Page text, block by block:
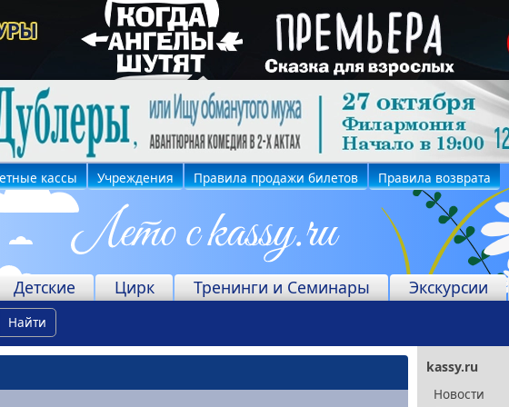
кассы Учреждения Правила продажи билетов Правила возврата
Детские Цирк Тренинги и Семинары Экскурсии
Найти
kassy.ru
Новости